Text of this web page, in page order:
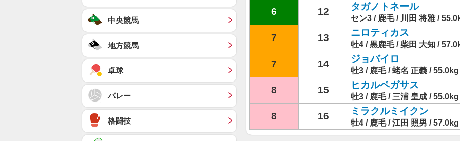
6 12 タガノトネール
セン3 / 鹿毛 / 川田 将雅 /
7 13 ニロティカス
牡4 / 黒鹿毛 / 柴田 大知 /
7 14 ジョバイロ
牡3 / 鹿毛 / 蛯名 正義 / 55.0kg
8 15 ヒカルペガサス
牡3 / 鹿毛 / 三浦 皇成 / 55.0kg
8 16 ミラクルミイクン
牡4 / 鹿毛 / 江田 照男 / 57.0kg
中央競馬
地方競馬
卓球
バレー
格闘技